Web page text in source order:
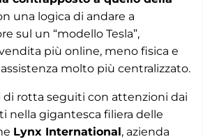
una logica di andare a
sul un “modello Tesla”,
più online, meno fisica e
molto più centralizzato.
di rotta seguiti con attenzioni dai
nella gigantesca filiera delle
Lynx International, azienda